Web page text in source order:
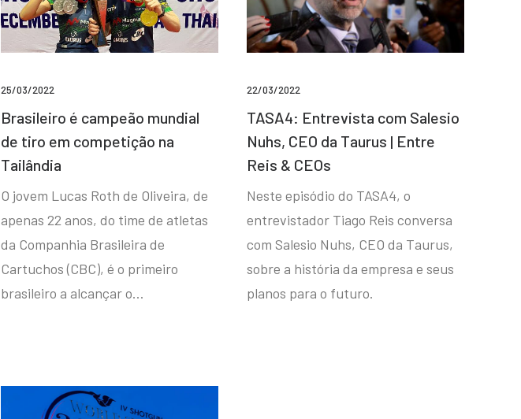
25/03/2022
Brasileiro é campeão mundial
de tiro em competição na
Tailândia
O jovem Lucas Roth de Oliveira, de
apenas 22 anos, do time de atletas
da Companhia Brasileira de
Cartuchos (CBC), é o primeiro
brasileiro a alcançar o…
22/03/2022
TASA4: Entrevista com Salesio
Nuhs, CEO da Taurus | Entre
Reis & CEOs
Neste episódio do TASA4, o
entrevistador Tiago Reis conversa
com Salesio Nuhs, CEO da Taurus,
sobre a história da empresa e seus
planos para o futuro.